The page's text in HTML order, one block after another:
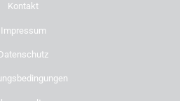
Kontakt
Impressum